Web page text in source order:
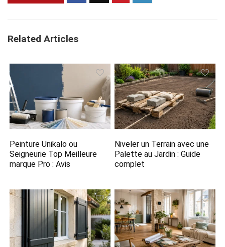
Related Articles
Peinture Unikalo ou
Seigneurie Top Meilleure
marque Pro : Avis
Niveler un Terrain avec une
Palette au Jardin : Guide
complet